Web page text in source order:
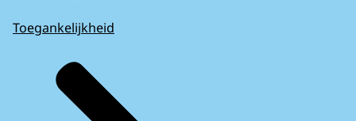
Toegankelijkheid